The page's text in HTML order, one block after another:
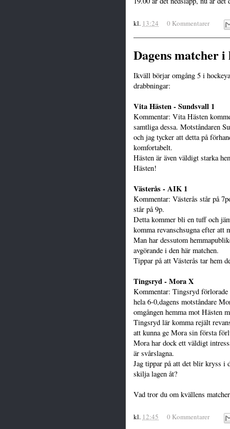
kl. 13:24 0 Kommentarer
Dagens matcher i
Ikväll börjar omgång 5 i
drabbningar:
Vita Hästen - Sundsvall 1
Kommentar: Vita Hästen
samtliga dessa. Motståndaren
och jag tycker att detta på
komfortabelt.
Hästen är även väldigt starka
Hästen!
Västerås - AIK 1
Kommentar: Västerås står på
står på 9p.
Detta kommer bli en tuff och
komma revanschsugna efter att
Man har dessutom
avgörande i den här matchen.
Tippar på att Västerås tar hem
Tingsryd - Mora X
Kommentar: Tingsryd förlorade
hela 6-0,dagens motståndare
omgången hemma mot Hästen
Tingsryd lär komma rejält
att kunna ge Mora sin första
Mora har dock ett väldigt
är svårslagna.
Jag tippar på att det blir kryss i
skilja lagen åt?
Vad tror du om kvällens
kl. 12:45 0 Kommentarer